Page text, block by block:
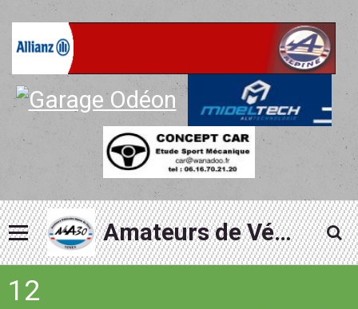
Amateurs de Véhicules Alpine du Gard
12